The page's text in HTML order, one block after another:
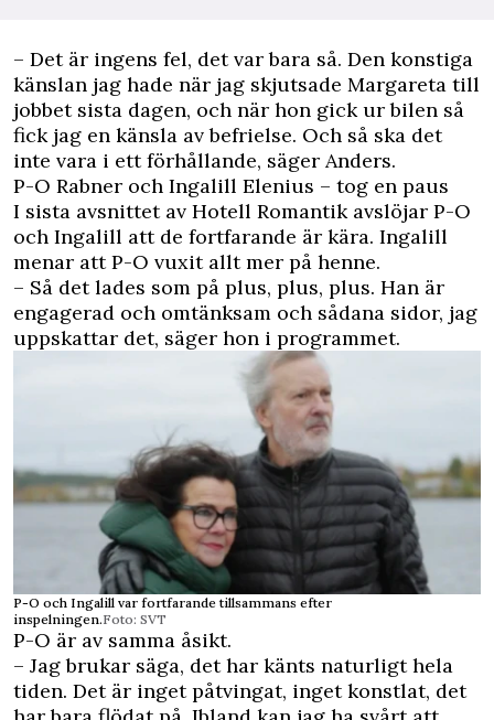
– Det är ingens fel, det var bara så. Den konstiga
känslan jag hade när jag skjutsade Margareta till
jobbet sista dagen, och när hon gick ur bilen så
fick jag en känsla av befrielse. Och så ska det
inte vara i ett förhållande, säger Anders.
P-O Rabner och Ingalill Elenius – tog en paus
I sista avsnittet av Hotell Romantik avslöjar P-O
och Ingalill att de fortfarande är kära. Ingalill
menar att P-O vuxit allt mer på henne.
– Så det lades som på plus, plus, plus. Han är
engagerad och omtänksam och sådana sidor, jag
uppskattar det, säger hon i programmet.
P-O och Ingalill var fortfarande tillsammans efter
inspelningen.Foto: SVT
P-O är av samma åsikt.
– Jag brukar säga, det har känts naturligt hela
tiden. Det är inget påtvingat, inget konstlat, det